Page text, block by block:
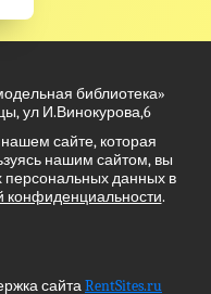
библиотека»
ул И.Винокурова,6
сайте, которая
нашим сайтом, вы
персональных данных в
конфиденциальности.
сайтаRentSites.ru